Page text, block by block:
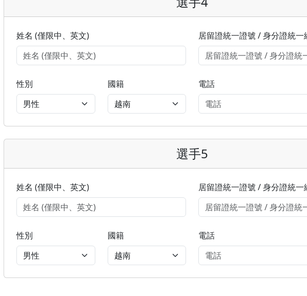
姓名 (僅限中、英文) 居留證統一證號 / 身分證統一
性別 國籍 電話
選手5
姓名 (僅限中、英文) 居留證統一證號 / 身分證統一
性別 國籍 電話